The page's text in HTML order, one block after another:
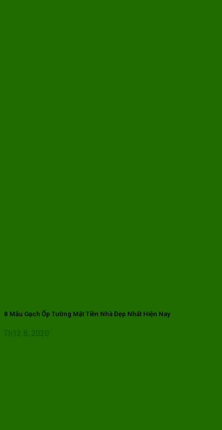
8 Mẫu Gạch Ốp Tường Mặt Tiền Nhà Đẹp Nhất Hiện Nay
Th12 8, 2020